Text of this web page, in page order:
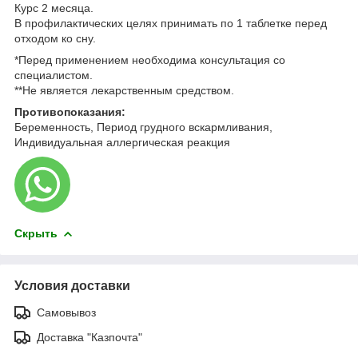
Курс 2 месяца.
В профилактических целях принимать по 1 таблетке перед
отходом ко сну.
*Перед применением необходима консультация со
специалистом.
**Не является лекарственным средством.
Противопоказания:
Беременность, Период грудного вскармливания,
Индивидуальная аллергическая реакция
Скрыть
Условия доставки
Самовывоз
Доставка "Казпочта"